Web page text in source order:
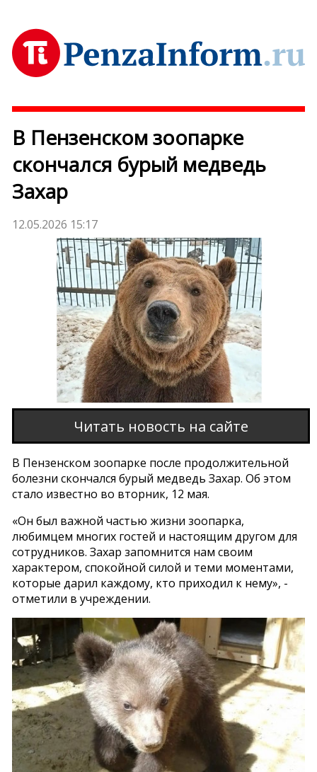
В Пензенском зоопарке
скончался бурый медведь
Захар
12.05.2026 15:17
Читать новость на сайте
В Пензенском зоопарке после продолжительной
болезни скончался бурый медведь Захар. Об этом
стало известно во вторник, 12 мая.
«Он был важной частью жизни зоопарка,
любимцем многих гостей и настоящим другом для
сотрудников. Захар запомнится нам своим
характером, спокойной силой и теми моментами,
которые дарил каждому, кто приходил к нему», -
отметили в учреждении.